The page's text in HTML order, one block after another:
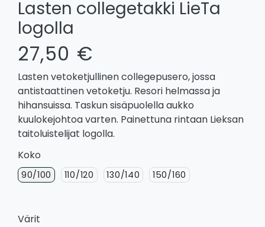
Lasten collegetakki LieTa
logolla
27,50 €
Lasten vetoketjullinen collegepusero, jossa
antistaattinen vetoketju. Resori helmassa ja
hihansuissa. Taskun sisäpuolella aukko
kuulokejohtoa varten. Painettuna rintaan Lieksan
taitoluistelijat logolla.
Koko
90/100 110/120 130/140 150/160
Värit